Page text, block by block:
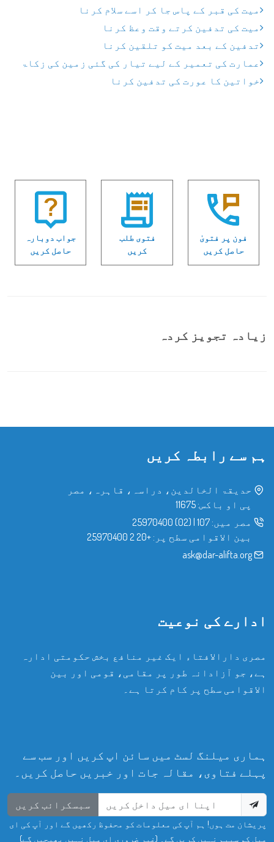
میت کی قبر کے پاس جا کر اسے سلام کرنا
میت کی تدفین کرتے وقت وعظ کرنا
تدفین کے بعد میت کو تلقین کرنا
عمارت کی تعمیر کے لیے تیار کی گئی زمین کی زکاۃ
خواتین کا عورت کی تدفین کرنا
فون پر فتویٰ
حاصل کریں
فتوی طلب
کریں
جواب دوبارہ
حاصل کریں
زیادہ تجویز کردہ
ہم سے رابطہ کریں
حدیقۃ الخالدین، دراسہ، قاہرہ، مصر
پی او باکس: 11675
مصر میں: 107
|
(02) 25970400
بین الاقوامی سطح پر: +20 2 25970400
ask@dar-alifta.org
ادارے کی نوعیت
مصری دارالافتاء ایک غیر منافع بخش حکومتی ادارہ
ہے، جو آزادانہ طور پر مقامی، قومی اور بین
الاقوامی سطح پر کام کرتا ہے۔
ہماری میلنگ لسٹ میں سائن اپ کریں اور سب سے
پہلے فتاوی، مقالہ جات اور خبریں حاصل کریں۔
سبسکرائب کریں
پریشان مت ہوں! ہم آپ کی معلومات کو محفوظ رکھیں گے اور آپ کی ای
میل کو سپیم نہیں کریں گے۔ (غیر ضروری ای میل نہیں بھیجیں گے)